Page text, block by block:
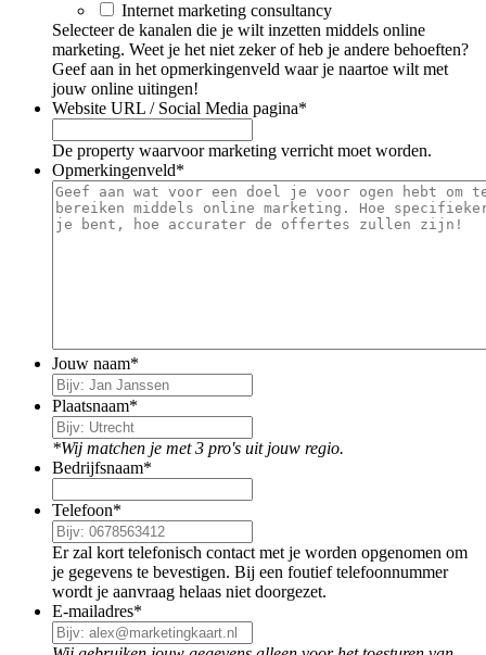
Internet marketing consultancy
Selecteer de kanalen die je wilt inzetten middels online
marketing. Weet je het niet zeker of heb je andere behoeften?
Geef aan in het opmerkingenveld waar je naartoe wilt met
jouw online uitingen!
Website URL / Social Media pagina*
De property waarvoor marketing verricht moet worden.
Opmerkingenveld*
Jouw naam*
Plaatsnaam*
*Wij matchen je met 3 pro's uit jouw regio.
Bedrijfsnaam*
Telefoon*
Er zal kort telefonisch contact met je worden opgenomen om
je gegevens te bevestigen. Bij een foutief telefoonnummer
wordt je aanvraag helaas niet doorgezet.
E-mailadres*